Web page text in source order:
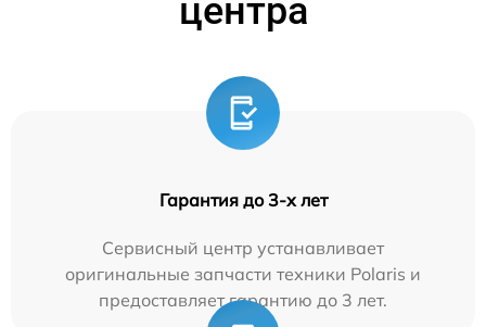
центра
Гарантия до 3-х лет
Сервисный центр устанавливает
оригинальные запчасти техники Polaris и
предоставляет гарантию до 3 лет.